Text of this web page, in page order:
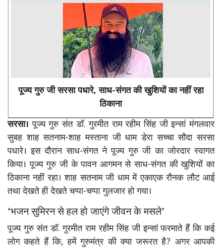
पूज्य गुरु जी सरसा पधारे, साध-संगत की खुशियों का नहीं रहा
ठिकाना
सरसा। पूज्य गुरु संत डॉ. गुरमीत राम रहीम सिंह जी इन्सां मंगलवार
सुबह शाह सतनाम-शाह मस्ताना जी धाम डेरा सच्चा सौदा सरसा
पधारे। इस दौरान साध-संगत ने पूज्य गुरु जी का जोरदार स्वागत
किया। पूज्य गुरु जी के पावन आगमन से साध-संगत की खुशियों का
ठिकाना नहीं रहा। शाह सतनाम जी धाम में एकाएक रौनक लौट आई
तथा देखते ही देखते चप्पा-चप्पा गुलजार हो गया।
‘भजन सुमिरन से हल हो जाएंगे जीवन के मसले’
पूज्य गुरु संत डॉ. गुरमीत राम रहीम सिंह जी इन्सां फरमाते हैं कि कई
लोग कहते हैं कि, हमें गुरुमंत्र की क्या जरूरत है? अगर आपकी